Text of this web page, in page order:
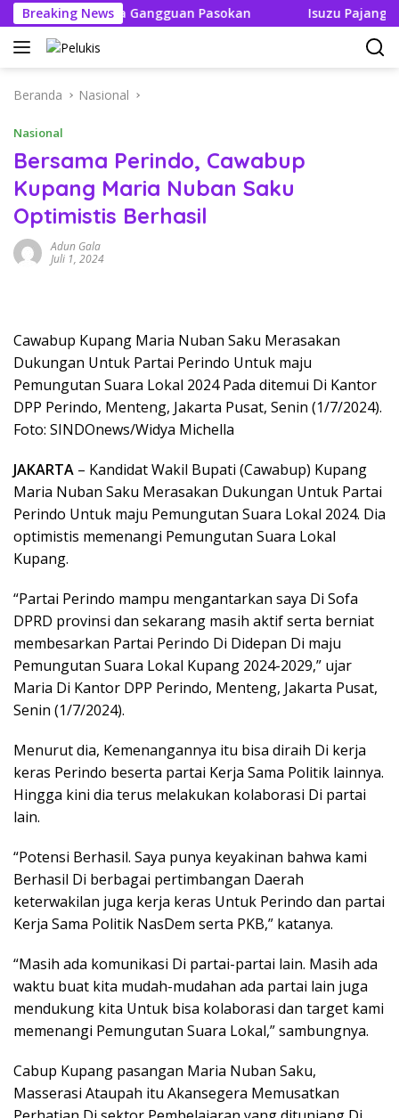
Langsung
ke
konten
Breaking News
Boleh Ada Gangguan Pasokan Isuzu Pajang
Beranda Nasional
Nasional
Bersama Perindo, Cawabup
Kupang Maria Nuban Saku
Optimistis Berhasil
Adun Gala
Juli 1, 2024
Cawabup Kupang Maria Nuban Saku Merasakan
Dukungan Untuk Partai Perindo Untuk maju
Pemungutan Suara Lokal 2024 Pada ditemui Di Kantor
DPP Perindo, Menteng, Jakarta Pusat, Senin (1/7/2024).
Foto: SINDOnews/Widya Michella
JAKARTA – Kandidat Wakil Bupati (Cawabup) Kupang
Maria Nuban Saku Merasakan Dukungan Untuk Partai
Perindo Untuk maju Pemungutan Suara Lokal 2024. Dia
optimistis memenangi Pemungutan Suara Lokal
Kupang.
“Partai Perindo mampu mengantarkan saya Di Sofa
DPRD provinsi dan sekarang masih aktif serta berniat
membesarkan Partai Perindo Di Didepan Di maju
Pemungutan Suara Lokal Kupang 2024-2029,” ujar
Maria Di Kantor DPP Perindo, Menteng, Jakarta Pusat,
Senin (1/7/2024).
Menurut dia, Kemenangannya itu bisa diraih Di kerja
keras Perindo beserta partai Kerja Sama Politik lainnya.
Hingga kini dia terus melakukan kolaborasi Di partai
lain.
“Potensi Berhasil. Saya punya keyakinan bahwa kami
Berhasil Di berbagai pertimbangan Daerah
keterwakilan juga kerja keras Untuk Perindo dan partai
Kerja Sama Politik NasDem serta PKB,” katanya.
“Masih ada komunikasi Di partai-partai lain. Masih ada
waktu buat kita mudah-mudahan ada partai lain juga
mendukung kita Untuk bisa kolaborasi dan target kami
memenangi Pemungutan Suara Lokal,” sambungnya.
Cabup Kupang pasangan Maria Nuban Saku,
Masserasi Ataupah itu Akansegera Memusatkan